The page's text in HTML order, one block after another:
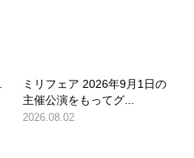
ミリフェア 2026年9月1日の
主催公演をもってグ...
2026.08.02